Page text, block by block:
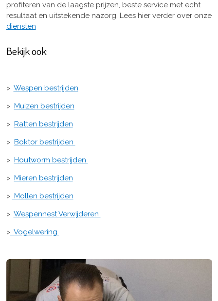
profiteren van de laagste prijzen, beste service met echt
resultaat en uitstekende nazorg. Lees hier verder over onze
diensten
Bekijk ook:
> Wespen bestrijden
> Muizen bestrijden
> Ratten bestrijden
> Boktor bestrijden
> Houtworm bestrijden
> Mieren bestrijden
> Mollen bestrijden
> Wespennest Verwijderen
>Vogelwering